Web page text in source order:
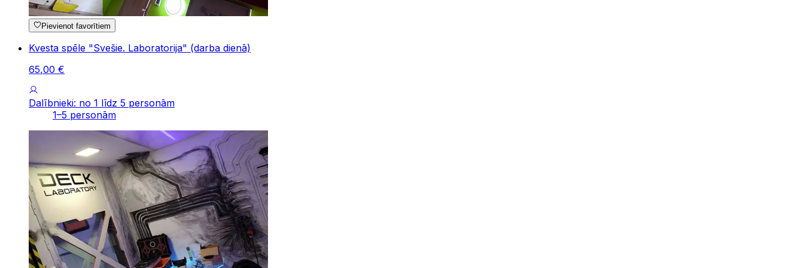
Pievienot favorītiem
Kvesta spēle "Svešie. Laboratorija" (darba dienā)
65,00 €
Dalībnieki: no 1 līdz 5 personām
1–5 personām